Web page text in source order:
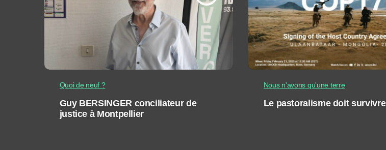
Quoi de neuf ?
Guy BERSINGER conciliateur de
justice à Montpellier
Nous n'avons qu'une terre
Le pastoralisme doit survivre